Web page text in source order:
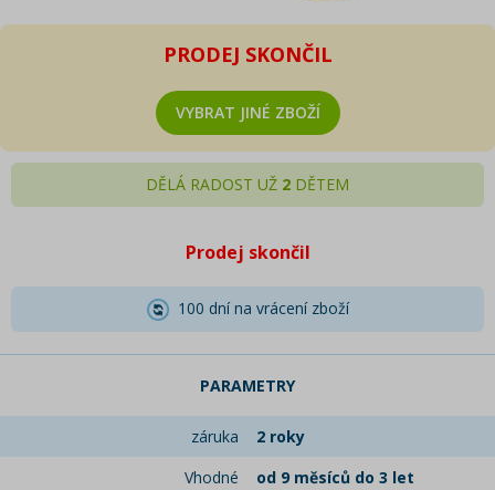
PRODEJ SKONČIL
VYBRAT JINÉ ZBOŽÍ
DĚLÁ RADOST UŽ 2 DĚTEM
Prodej skončil
100 dní na vrácení zboží
PARAMETRY
záruka
2 roky
Vhodné
od 9 měsíců do 3 let